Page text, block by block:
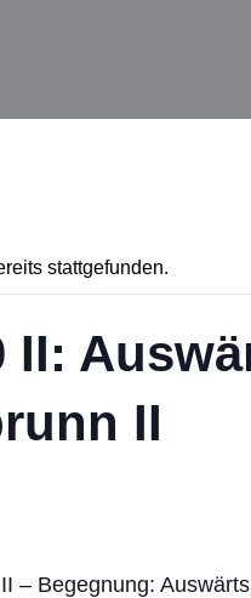
stattgefunden.
II:
II
– Begegnung: